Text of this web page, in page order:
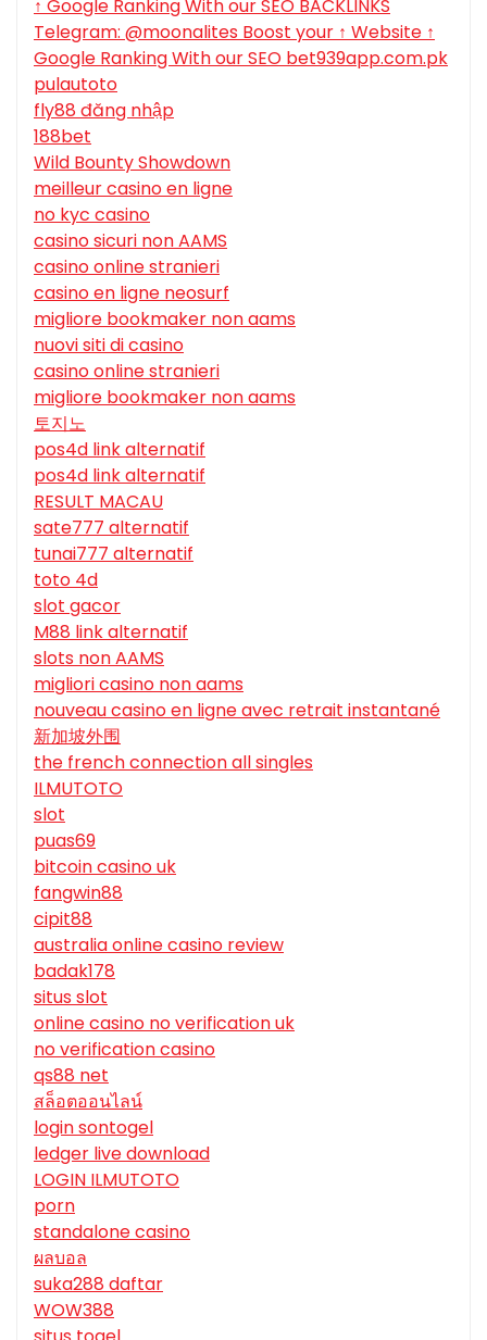
↑ Google Ranking With our SEO BACKLINKS
Telegram: @moonalites Boost your ↑ Website ↑
Google Ranking With our SEO bet939app.com.pk
pulautoto
fly88 đăng nhập
188bet
Wild Bounty Showdown
meilleur casino en ligne
no kyc casino
casino sicuri non AAMS
casino online stranieri
casino en ligne neosurf
migliore bookmaker non aams
nuovi siti di casino
casino online stranieri
migliore bookmaker non aams
토지노
pos4d link alternatif
pos4d link alternatif
RESULT MACAU
sate777 alternatif
tunai777 alternatif
toto 4d
slot gacor
M88 link alternatif
slots non AAMS
migliori casino non aams
nouveau casino en ligne avec retrait instantané
新加坡外围
the french connection all singles
ILMUTOTO
slot
puas69
bitcoin casino uk
fangwin88
cipit88
australia online casino review
badak178
situs slot
online casino no verification uk
no verification casino
qs88 net
สล็อตออนไลน์
login sontogel
ledger live download
LOGIN ILMUTOTO
porn
standalone casino
ผลบอล
suka288 daftar
WOW388